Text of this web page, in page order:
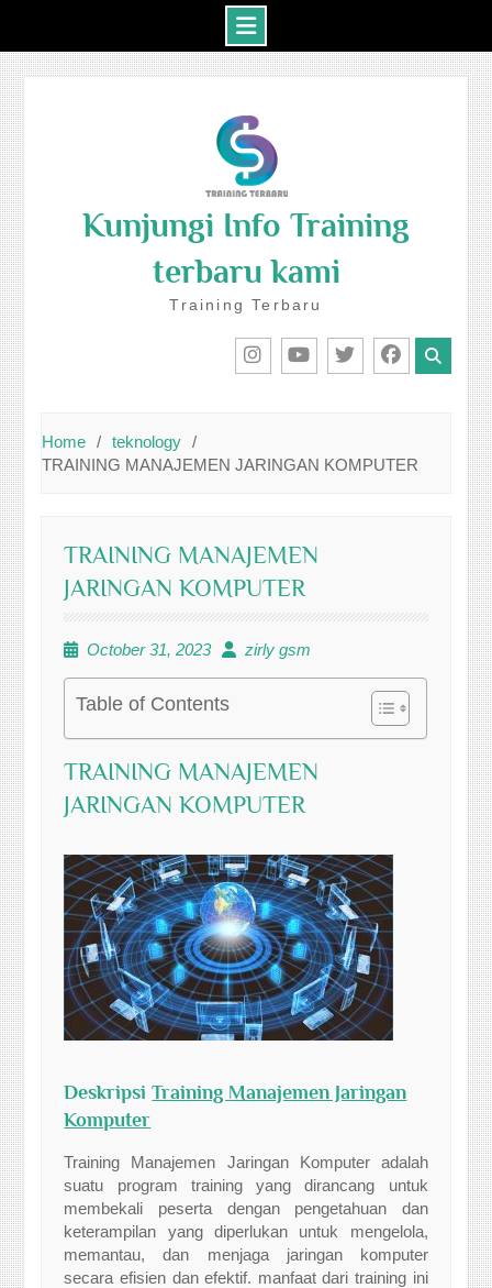
Kunjungi Info Training
terbaru kami
Training Terbaru
Home
teknology
TRAINING MANAJEMEN JARINGAN KOMPUTER
TRAINING MANAJEMEN
JARINGAN KOMPUTER
October 31, 2023 zirly gsm
Table of Contents
TRAINING MANAJEMEN
JARINGAN KOMPUTER
DeskripsiTraining Manajemen Jaringan
Komputer
Training Manajemen Jaringan Komputer adalah
suatu program training yang dirancang untuk
membekali peserta dengan pengetahuan dan
keterampilan yang diperlukan untuk mengelola,
memantau, dan menjaga jaringan komputer
secara efisien dan efektif. manfaat dari training ini